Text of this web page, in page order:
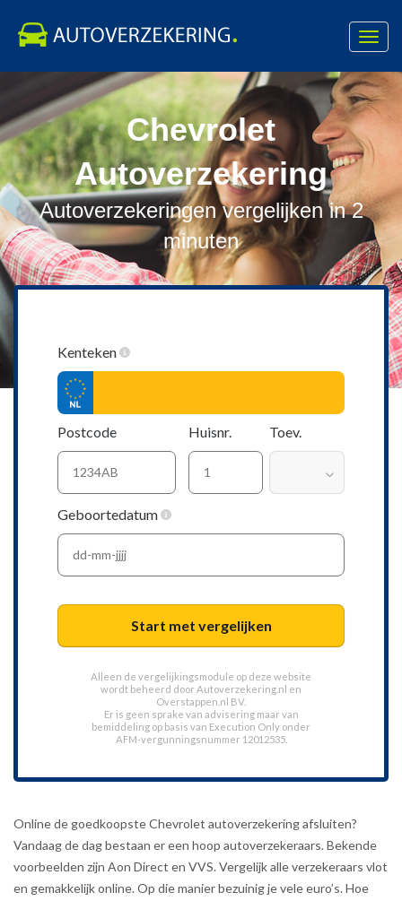
content
Chevrolet
Autoverzekering
Autoverzekeringen vergelijken in 2
minuten
Kenteken
Postcode Huisnr. Toev.
Geboortedatum
Start met vergelijken
Alleen de vergelijkingsmodule op deze website
wordt beheerd door Autoverzekering.nl en
Overstappen.nl BV.
Er is geen sprake van advisering maar van
bemiddeling op basis van Execution Only onder
AFM-vergunningsnummer 12012535.
Online de goedkoopste Chevrolet autoverzekering afsluiten?
Vandaag de dag bestaan er een hoop autoverzekeraars. Bekende
voorbeelden zijn Aon Direct en VVS. Vergelijk alle verzekeraars vlot
en gemakkelijk online. Op die manier bezuinig je vele euro’s. Hoe